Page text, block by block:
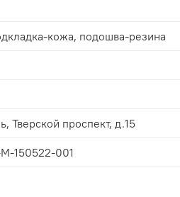
кожа, подошва-резина
Тверской проспект, д.15
150522-001